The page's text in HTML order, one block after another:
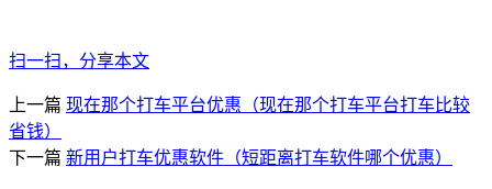
扫一扫，分享本文
上一篇 现在那个打车平台优惠（现在那个打车平台打车比较
省钱）
下一篇 新用户打车优惠软件（短距离打车软件哪个优惠）